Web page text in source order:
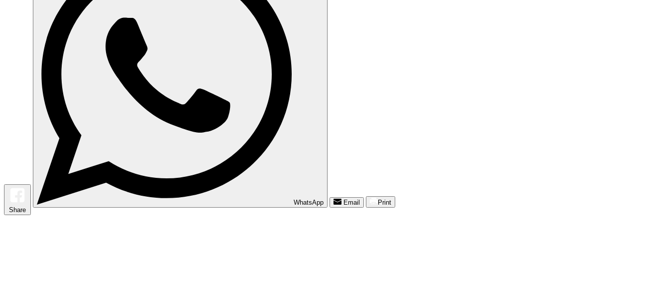
Share
WhatsApp Email Print